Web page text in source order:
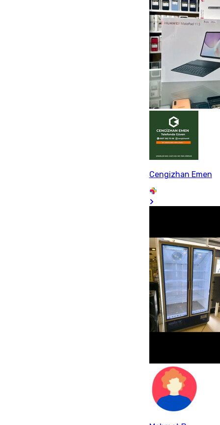
Cengizhan Emen